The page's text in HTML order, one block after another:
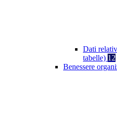
Dati
tabelle) 12
Benessere